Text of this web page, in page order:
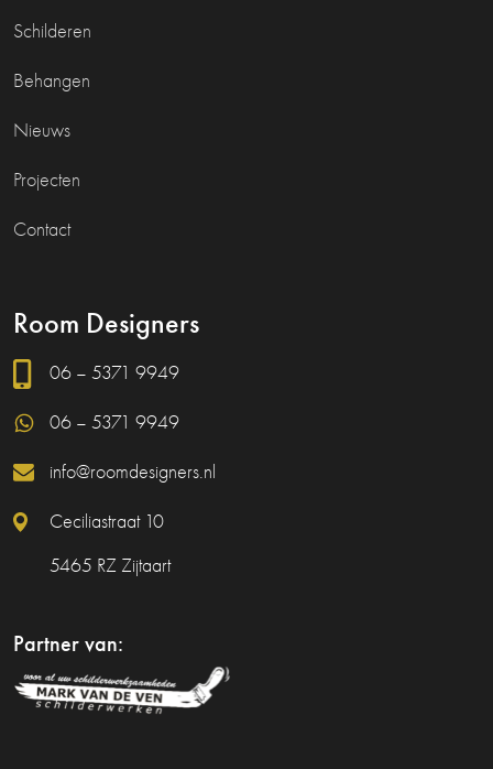
Schilderen
Behangen
Nieuws
Projecten
Contact
Room Designers
06 – 5371 9949
06 – 5371 9949
info@roomdesigners.nl
Ceciliastraat 10
5465 RZ Zijtaart
Partner van: